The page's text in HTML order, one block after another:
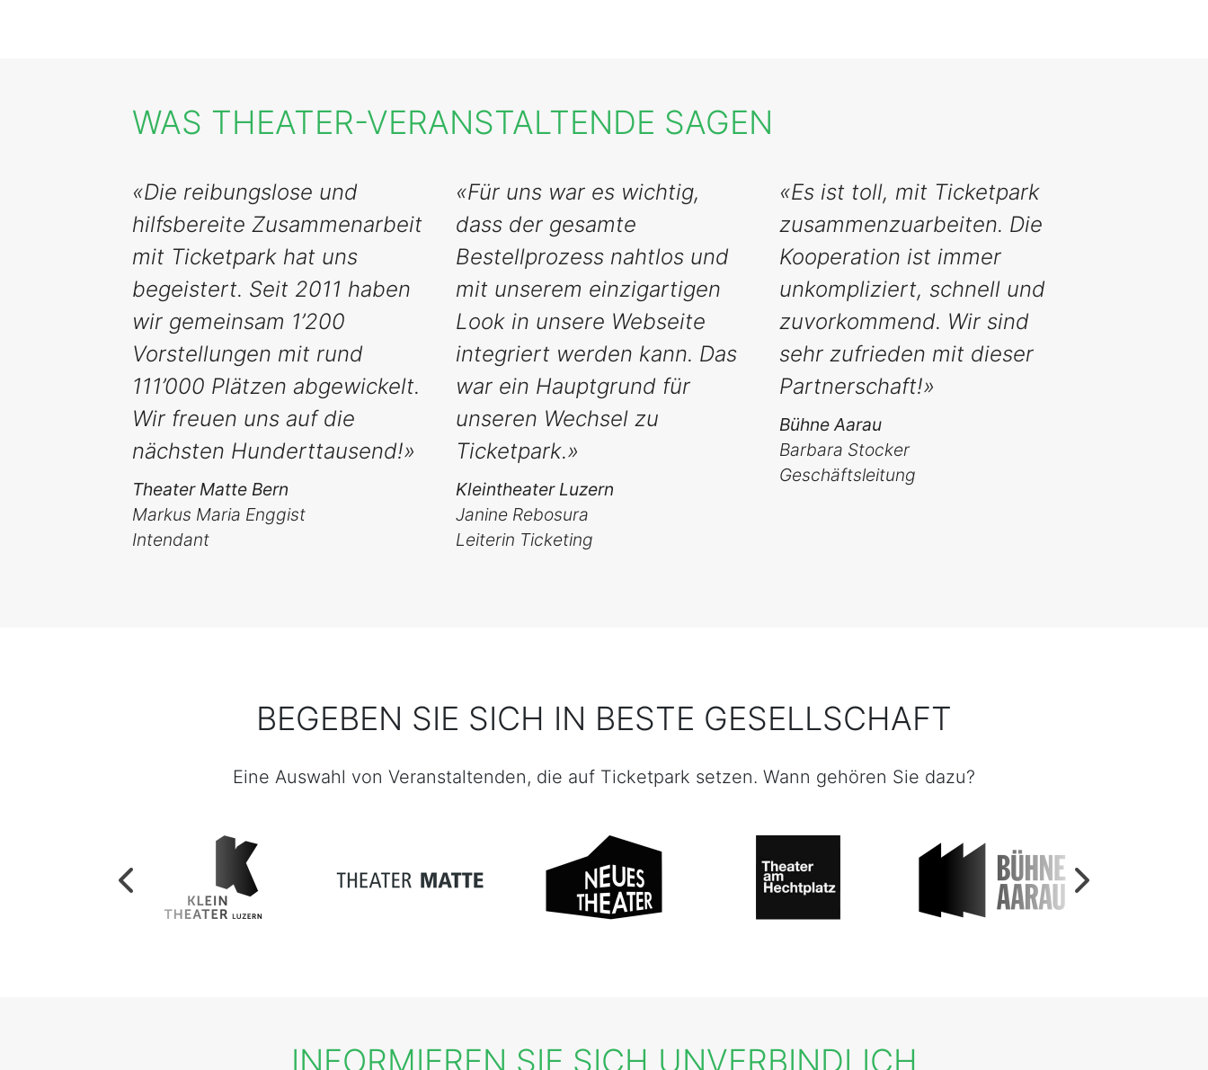
WAS THEATER-VERANSTALTENDE SAGEN
«Die reibungslose und
hilfsbereite Zusammenarbeit
mit Ticketpark hat uns
begeistert. Seit 2011 haben
wir gemeinsam 1’200
Vorstellungen mit rund
111’000 Plätzen abgewickelt.
Wir freuen uns auf die
nächsten Hunderttausend!»
Theater Matte Bern
Markus Maria Enggist
Intendant
«Für uns war es wichtig,
dass der gesamte
Bestellprozess nahtlos und
mit unserem einzigartigen
Look in unsere Webseite
integriert werden kann. Das
war ein Hauptgrund für
unseren Wechsel zu
Ticketpark.»
Kleintheater Luzern
Janine Rebosura
Leiterin Ticketing
«Es ist toll, mit Ticketpark
zusammenzuarbeiten. Die
Kooperation ist immer
unkompliziert, schnell und
zuvorkommend. Wir sind
sehr zufrieden mit dieser
Partnerschaft!»
Bühne Aarau
Barbara Stocker
Geschäftsleitung
BEGEBEN SIE SICH IN BESTE GESELLSCHAFT
Eine Auswahl von Veranstaltenden, die auf Ticketpark setzen. Wann gehören Sie dazu?
INFORMIEREN SIE SICH UNVERBINDLICH